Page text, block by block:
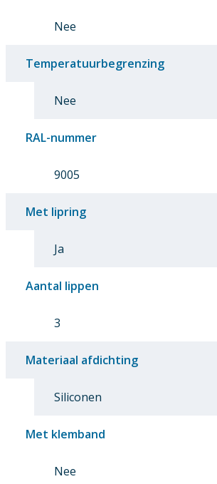
Nee
Temperatuurbegrenzing
Nee
RAL-nummer
9005
Met lipring
Ja
Aantal lippen
3
Materiaal afdichting
Siliconen
Met klemband
Nee